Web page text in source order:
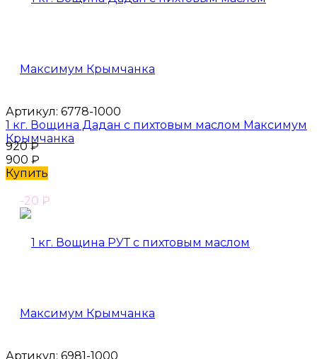
Артикул: 6778-1000
1 кг. Вощина Дадан с пихтовым маслом Максимум
Крымчанка
920₽
900 ₽
Купить
-20 ₽
Артикул: 6981-1000